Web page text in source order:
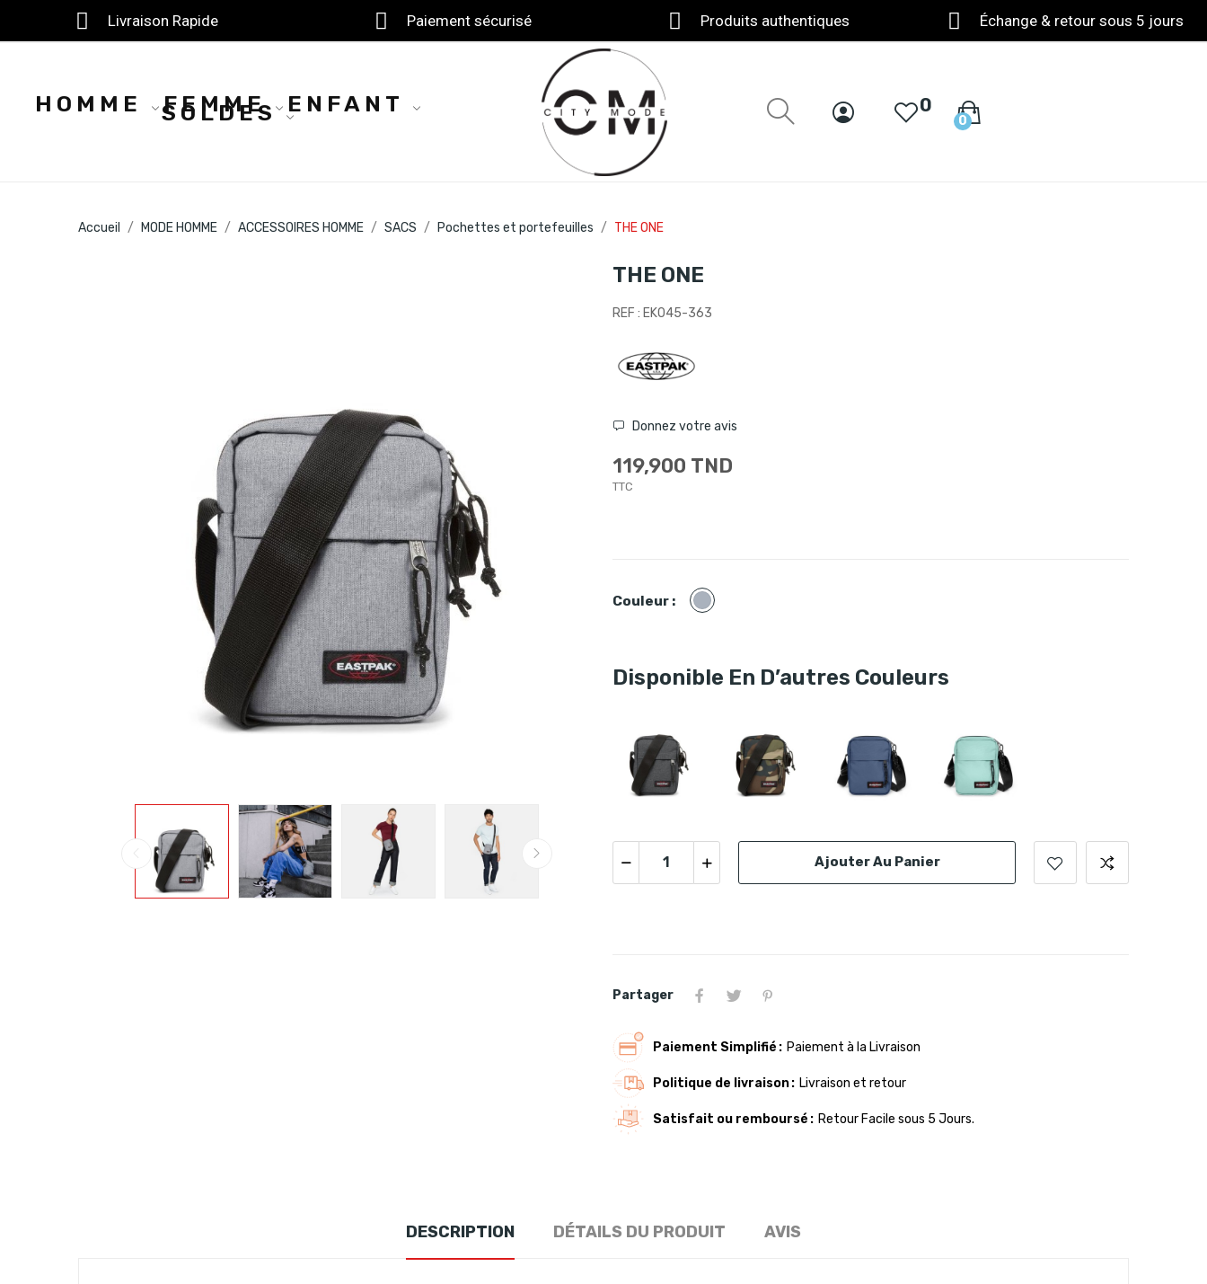
Livraison Rapide Paiement sécurisé Produits authentiques Échange & retour sous 5 jours
HOMME FEMME ENFANT
SOLDES 0
0
Accueil MODE HOMME ACCESSOIRES HOMME SACS Pochettes et portefeuilles THE ONE
THE ONE
REF : EK045-363
Donnez votre avis
119,900 TND
TTC
Couleur : Gris
Disponible En D’autres Couleurs
Ajouter Au Panier
Partager
Paiement Simplifié Paiement à la Livraison
Politique de livraison Livraison et retour
Satisfait ou remboursé Retour Facile sous 5 Jours.
DESCRIPTION DÉTAILS DU PRODUIT AVIS